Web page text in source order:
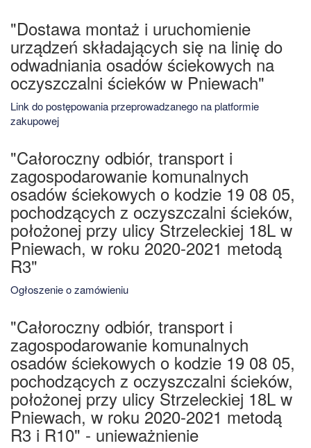
"Dostawa montaż i uruchomienie
urządzeń składających się na linię do
odwadniania osadów ściekowych na
oczyszczalni ścieków w Pniewach"
Link do postępowania przeprowadzanego na platformie
zakupowej
"Całoroczny odbiór, transport i
zagospodarowanie komunalnych
osadów ściekowych o kodzie 19 08 05,
pochodzących z oczyszczalni ścieków,
położonej przy ulicy Strzeleckiej 18L w
Pniewach, w roku 2020-2021 metodą
R3"
Ogłoszenie o zamówieniu
"Całoroczny odbiór, transport i
zagospodarowanie komunalnych
osadów ściekowych o kodzie 19 08 05,
pochodzących z oczyszczalni ścieków,
położonej przy ulicy Strzeleckiej 18L w
Pniewach, w roku 2020-2021 metodą
R3 i R10" - unieważnienie